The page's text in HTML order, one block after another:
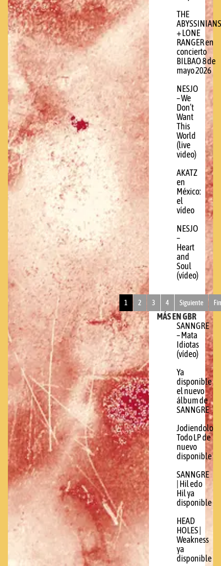
THE
ABYSSINIANS
+ LONE
RANGER en
concierto
BILBAO 8 de
mayo 2026
NESJO
– We
Don’t
Want
This
World
(live
video)
AKATZ
en
México:
el
vídeo
NESJO
–
Heart
and
Soul
(vídeo)
1 2 3 4 Siguiente
MÁS EN GBR
SANNGRE
– Mata
Idiotas
(vídeo)
Ya
disponible
el nuevo
álbum de
SANNGRE
Jodiendolo
Todo LP de
nuevo
disponible
SANNGRE
| Hil edo
Hil ya
disponible
HEAD
HOLES |
Weakness
ya
disponible